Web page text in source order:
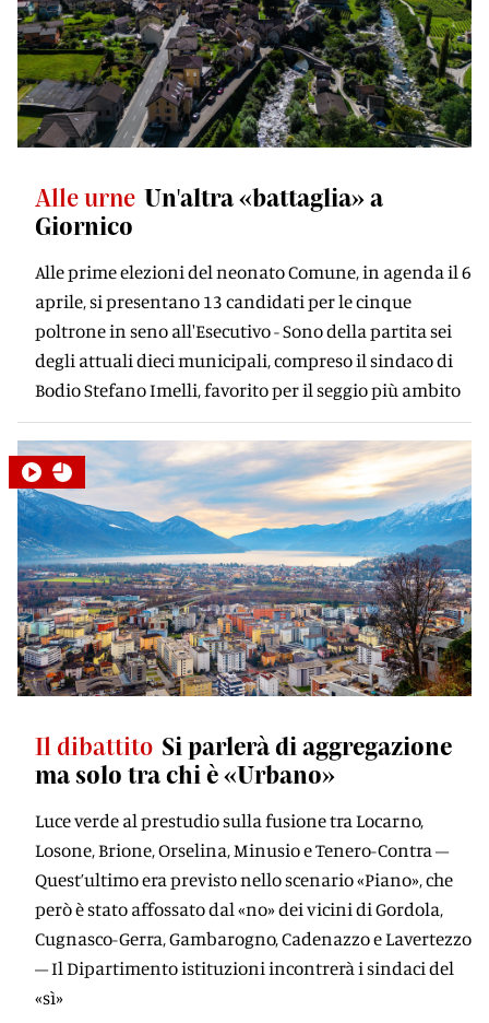
Alle urne Un'altra «battaglia» a
Giornico
Alle prime elezioni del neonato Comune, in agenda il 6
aprile, si presentano 13 candidati per le cinque
poltrone in seno all'Esecutivo - Sono della partita sei
degli attuali dieci municipali, compreso il sindaco di
Bodio Stefano Imelli, favorito per il seggio più ambito
Il dibattito Si parlerà di aggregazione
ma solo tra chi è «Urbano»
Luce verde al prestudio sulla fusione tra Locarno,
Losone, Brione, Orselina, Minusio e Tenero-Contra –
Quest’ultimo era previsto nello scenario «Piano», che
però è stato affossato dal «no» dei vicini di Gordola,
Cugnasco-Gerra, Gambarogno, Cadenazzo e Lavertezzo
– Il Dipartimento istituzioni incontrerà i sindaci del
«sì»